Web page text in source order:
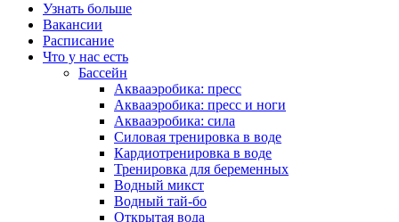
Узнать больше
Вакансии
Расписание
Что у нас есть
Бассейн
Аквааэробика: пресс
Аквааэробика: пресс и ноги
Аквааэробика: сила
Силовая тренировка в воде
Кардиотренировка в воде
Тренировка для беременных
Водный микст
Водный тай-бо
Открытая вода